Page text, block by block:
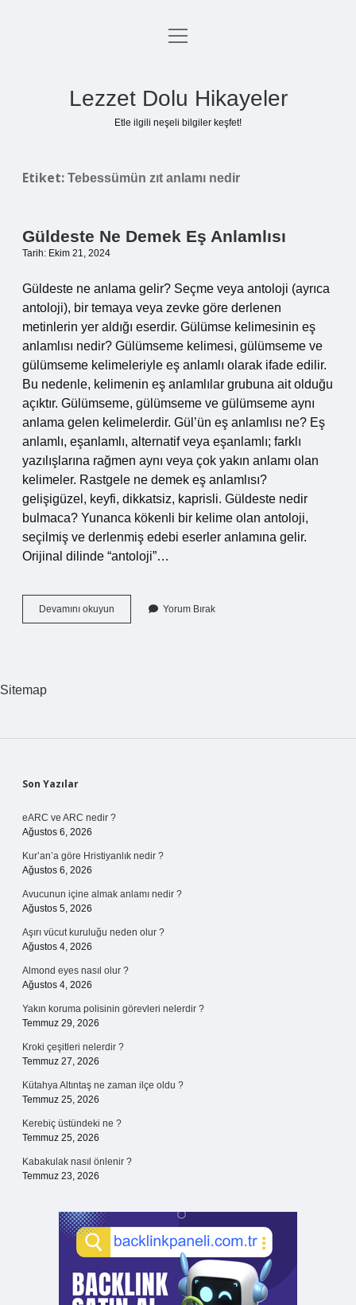
Anasayfa
menüyü
Lezzet Dolu Hikayeler
Etle ilgili neşeli bilgiler keşfet!
Etiket: Tebessümün zıt anlamı nedir
Güldeste Ne Demek Eş Anlamlısı
Tarih: Ekim 21, 2024
Güldeste ne anlama gelir? Seçme veya antoloji (ayrıca
antoloji), bir temaya veya zevke göre derlenen
metinlerin yer aldığı eserdir. Gülümse kelimesinin eş
anlamlısı nedir? Gülümseme kelimesi, gülümseme ve
gülümseme kelimeleriyle eş anlamlı olarak ifade edilir.
Bu nedenle, kelimenin eş anlamlılar grubuna ait olduğu
açıktır. Gülümseme, gülümseme ve gülümseme aynı
anlama gelen kelimelerdir. Gül’ün eş anlamlısı ne? Eş
anlamlı, eşanlamlı, alternatif veya eşanlamlı; farklı
yazılışlarına rağmen aynı veya çok yakın anlamı olan
kelimeler. Rastgele ne demek eş anlamlısı?
gelişigüzel, keyfi, dikkatsiz, kaprisli. Güldeste nedir
bulmaca? Yunanca kökenli bir kelime olan antoloji,
seçilmiş ve derlenmiş edebi eserler anlamına gelir.
Orijinal dilinde “antoloji”…
Devamını okuyun Güldeste
Ne
Yorum Bırak
Sitemap
Sidebar
Son Yazılar
eARC ve ARC nedir ?
Ağustos 6, 2026
Kur’an’a göre Hristiyanlık nedir ?
Ağustos 6, 2026
Avucunun içine almak anlamı nedir ?
Ağustos 5, 2026
Aşırı vücut kuruluğu neden olur ?
Ağustos 4, 2026
Almond eyes nasıl olur ?
Ağustos 4, 2026
Yakın koruma polisinin görevleri nelerdir ?
Temmuz 29, 2026
Kroki çeşitleri nelerdir ?
Temmuz 27, 2026
Kütahya Altıntaş ne zaman ilçe oldu ?
Temmuz 25, 2026
Kerebiç üstündeki ne ?
Temmuz 25, 2026
Kabakulak nasıl önlenir ?
Temmuz 23, 2026